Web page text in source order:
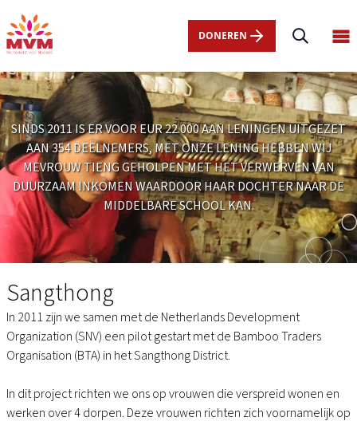
en
naar
inhoud
gaan
Main
navigation
nl
DONEREN
SINDS 2011 IS ER VOOR EUR 22.000 AAN LENINGEN UITGEZET
AAN 354 DEELNEMERS, MET ONZE LENING HEBBEN WIJ
MEVROUW TIENG GEHOLPEN MET HET VERWERVEN VAN
DUURZAAM INKOMEN WAARDOOR HAAR DOCHTER NAAR DE
MIDDELBARE SCHOOL KAN.
Sangthong
Sangthong
In 2011 zijn we samen met de Netherlands Development
Organization (SNV) een pilot gestart met de Bamboo Traders
Organisation (BTA) in het Sangthong District.
In dit project richten we ons op vrouwen die verspreid wonen en
werken over 4 dorpen. Deze vrouwen richten zich voornamelijk op